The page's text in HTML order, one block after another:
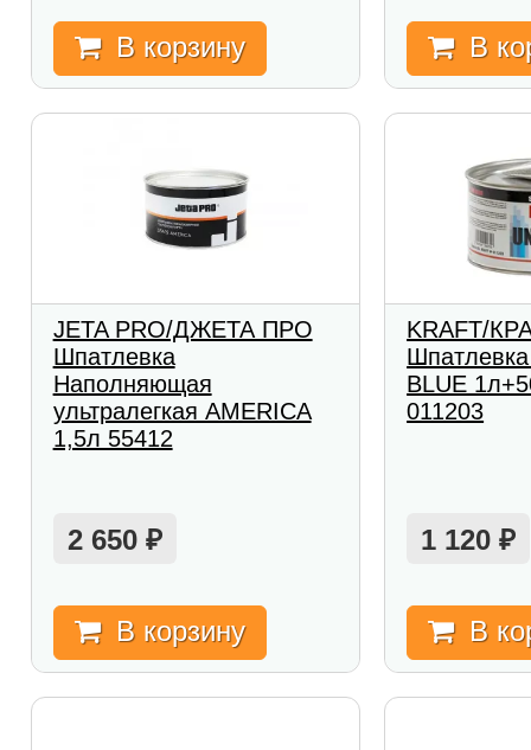
В корзину В
JETA PRO/ДЖЕТА ПРО
Шпатлевка
Наполняющая
ультралегкая AMERICA
1,5л 55412
2 650 ₽
В корзину
KRAFT/
BLUE
011203
1 120₽
В